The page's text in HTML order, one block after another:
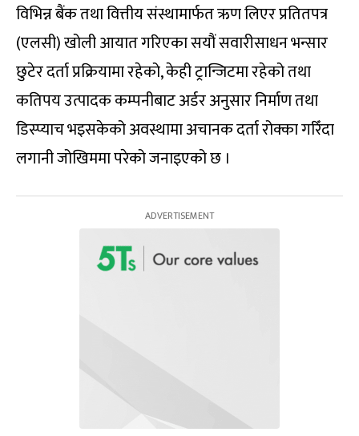
विभिन्न बैंक तथा वित्तीय संस्थामार्फत ऋण लिएर प्रतितपत्र
(एलसी) खोली आयात गरिएका सयौं सवारीसाधन भन्सार
छुटेर दर्ता प्रक्रियामा रहेको, केही ट्रान्जिटमा रहेको तथा
कतिपय उत्पादक कम्पनीबाट अर्डर अनुसार निर्माण तथा
डिस्प्याच भइसकेको अवस्थामा अचानक दर्ता रोक्का गरिँदा
लगानी जोखिममा परेको जनाइएको छ ।